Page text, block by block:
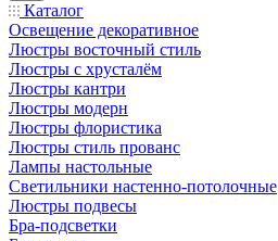
Каталог
Освещение декоративное
Люстры восточный стиль
Люстры с хрусталём
Люстры кантри
Люстры модерн
Люстры флористика
Люстры стиль прованс
Лампы настольные
Светильники настенно-потолочные
Люстры подвесы
Бра-подсветки